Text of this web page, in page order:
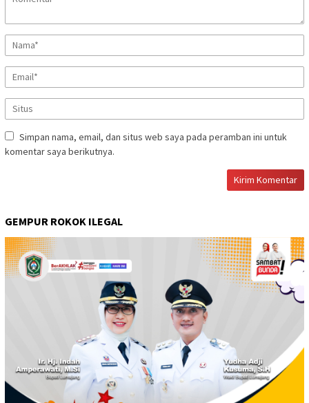
Simpan nama, email, dan situs web saya pada peramban ini untuk
komentar saya berikutnya.
GEMPUR ROKOK ILEGAL